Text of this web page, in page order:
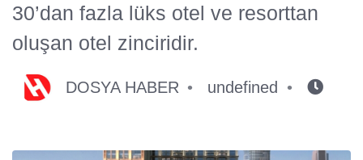
30’dan fazla lüks otel ve resorttan
oluşan otel zinciridir.
DOSYA HABER undefined